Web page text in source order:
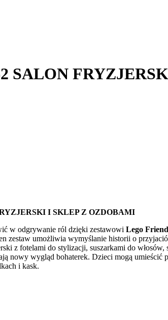
SALON
I SKLEP Z OZDOBAMI
w odgrywanie ról dzięki zestawowi Lego
zestaw umożliwia wymyślanie historii o
z fotelami do stylizacji, suszarkami do
nowy wygląd bohaterek. Dzieci mogą
i kask.